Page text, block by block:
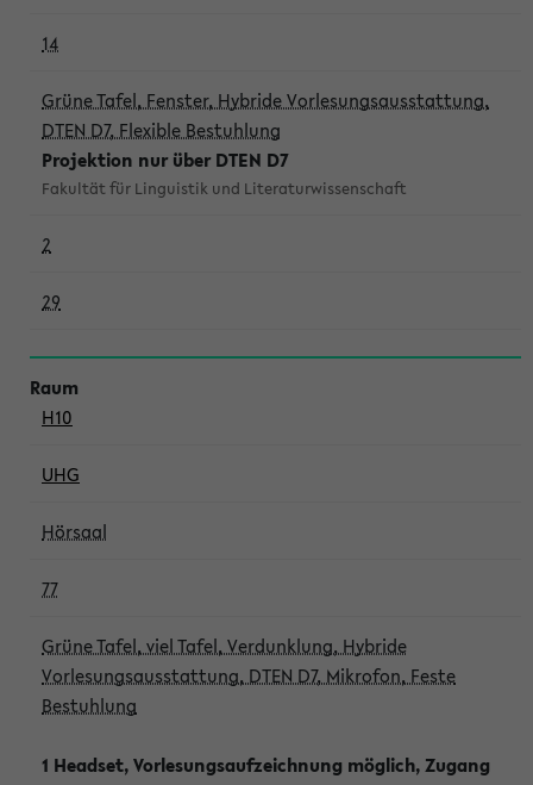
14
Grüne Tafel, Fenster, Hybride Vorlesungsausstattung,
DTEN D7, Flexible Bestuhlung
Projektion nur über DTEN D7
Fakultät für Linguistik und Literaturwissenschaft
2
29
H10
UHG
Hörsaal
77
Grüne Tafel, viel Tafel, Verdunklung, Hybride
Vorlesungsausstattung, DTEN D7, Mikrofon, Feste
Bestuhlung
1 Headset, Vorlesungsaufzeichnung möglich, Zugang